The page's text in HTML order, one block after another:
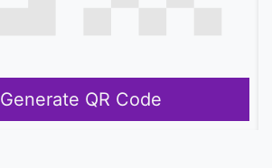
Generate QR Code